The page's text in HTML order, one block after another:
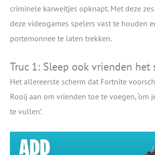
criminele karweitjes opknapt. Met deze
deze videogames spelers vast te houden
portemonnee te laten trekken.
Truc 1: Sleep ook vrienden het
Het allereerste scherm dat Fortnite
Rooij aan om vrienden toe te voegen, ‘om
te vullen’.